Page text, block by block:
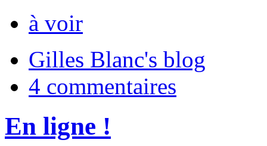
à voir
Gilles Blanc's blog
4 commentaires
En ligne !